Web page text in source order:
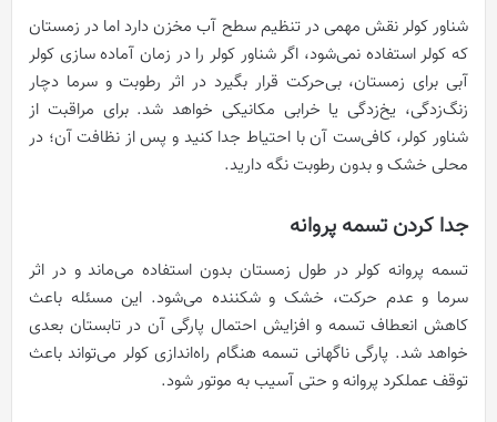
شناور کولر نقش مهمی در تنظیم سطح آب مخزن دارد اما در زمستان
که کولر استفاده نمی‌شود، اگر شناور کولر را در زمان آماده سازی کولر
آبی برای زمستان، بی‌حرکت قرار بگیرد در اثر رطوبت و سرما دچار
زنگ‌زدگی، یخ‌زدگی یا خرابی مکانیکی خواهد شد. برای مراقبت از
شناور کولر، کافی‌ست آن با احتیاط جدا کنید و پس از نظافت آن؛ در
محلی خشک و بدون رطوبت نگه دارید.
جدا کردن تسمه پروانه
تسمه پروانه کولر در طول زمستان بدون استفاده می‌ماند و در اثر
سرما و عدم حرکت، خشک و شکننده می‌شود. این مسئله باعث
کاهش انعطاف تسمه و افزایش احتمال پارگی آن در تابستان بعدی
خواهد شد. پارگی ناگهانی تسمه هنگام راه‌اندازی کولر می‌تواند باعث
توقف عملکرد پروانه و حتی آسیب به موتور شود.